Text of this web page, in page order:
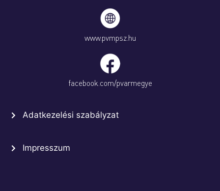
www.pvmpsz.hu
facebook.com/pvarmegye
Adatkezelési szabályzat
Impresszum